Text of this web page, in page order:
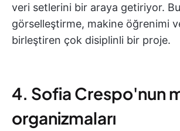
veri setlerini bir araya getiriyor.
görselleştirme, makine öğrenimi
birleştiren çok disiplinli bir proje.
4. Sofia Crespo'nun
organizmaları